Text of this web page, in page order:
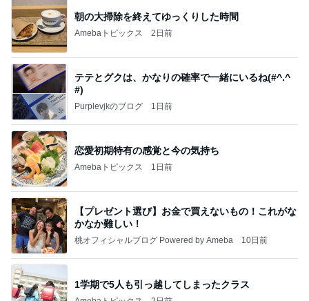
朝の大掃除を終えてゆっくりした時間
Amebaトピックス 2日前
テテとグクは、かなりの確率で一緒にいるね(#^.^
#)
Purplevjkのブログ 1日前
恋愛初期特有の感覚と今の気持ち
Amebaトピックス 1日前
【プレゼント選び】お金で買えないもの！これがな
かなか難しい！
桃オフィシャルブログ Powered by Ameba 10日前
1学期で5人も引っ越してしまったクラス